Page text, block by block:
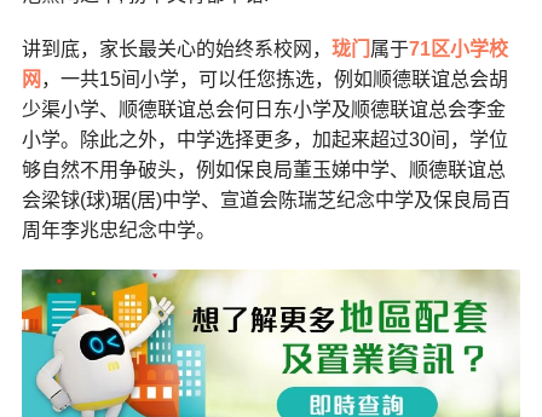
讲到底，家长最关心的始终系校网， 珑门 属于71区小学校
网 ，一共15间小学，可以任您拣选，例如顺德联谊总会胡
少渠小学、顺德联谊总会何日东小学及顺德联谊总会李金
小学。除此之外，中学选择更多，加起来超过30间，学位
够自然不用争破头，例如保良局董玉娣中学、顺德联谊总
会梁𨱇(球)琚(居)中学、宣道会陈瑞芝纪念中学及保良局百
周年李兆忠纪念中学。